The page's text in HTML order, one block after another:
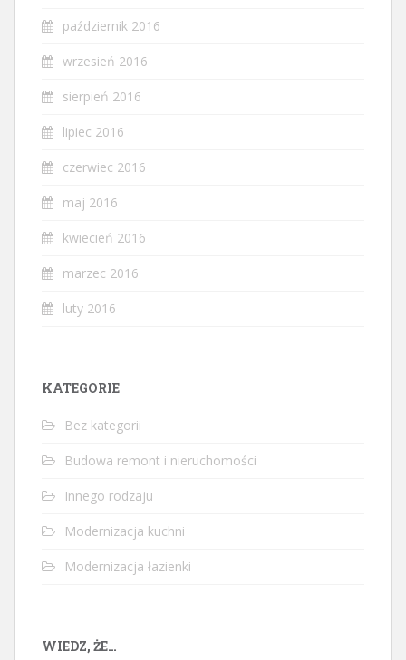
październik 2016
wrzesień 2016
sierpień 2016
lipiec 2016
czerwiec 2016
maj 2016
kwiecień 2016
marzec 2016
luty 2016
KATEGORIE
Bez kategorii
Budowa remont i nieruchomości
Innego rodzaju
Modernizacja kuchni
Modernizacja łazienki
WIEDZ, ŻE…